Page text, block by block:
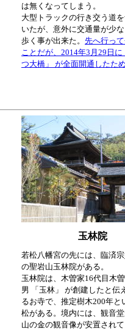
は無くなってしまう。
大型トラックの行き交う道
いたが、意外に交通量が少
歩く事が出来た。 先へ行っ
ことだが、2014年3月29日に
つ大橋」 が全面開通したた
玉林院
若松八幡宮の先には、臨済
の聖岩山玉林院がある。
玉林院は、木曽家16代目木
男 「玉林」 が創建したと伝
るお寺で、推定樹木200年と
松がある。境内には、観音
山の金の観音像が安置され